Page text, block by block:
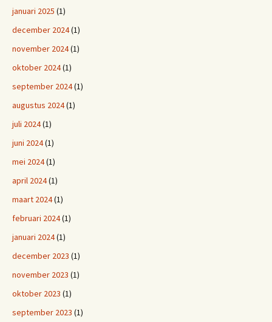
januari 2025 (1)
december 2024(1)
november 2024(1)
oktober 2024(1)
september 2024(1)
augustus 2024(1)
juli 2024(1)
juni 2024(1)
mei 2024(1)
april 2024(1)
maart 2024(1)
februari 2024(1)
januari 2024(1)
december 2023 (1)
november 2023 (1)
oktober 2023 (1)
september 2023 (1)